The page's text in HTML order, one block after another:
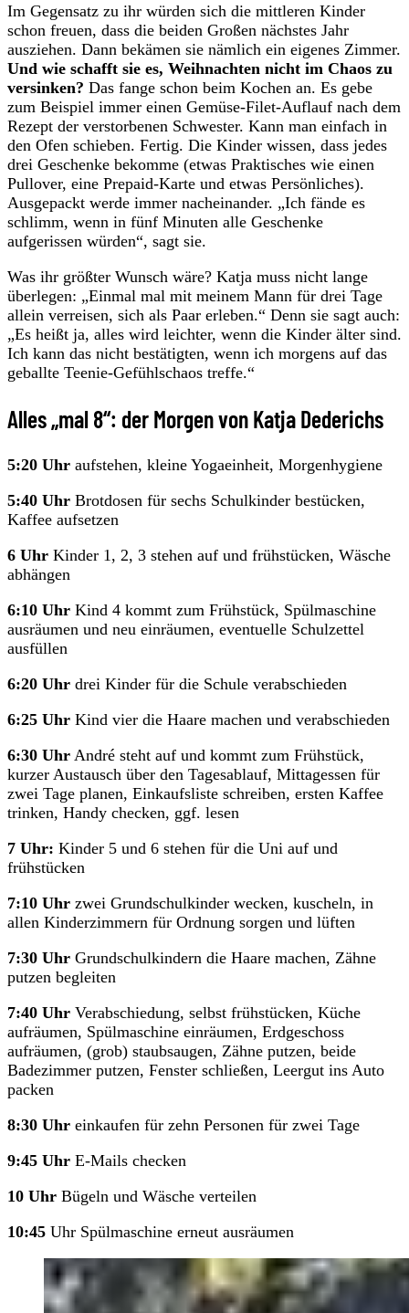
Im Gegensatz zu ihr würden sich die mittleren Kinder
schon freuen, dass die beiden Großen nächstes Jahr
ausziehen. Dann bekämen sie nämlich ein eigenes Zimmer.
Und wie schafft sie es, Weihnachten nicht im Chaos zu
versinken? Das fange schon beim Kochen an. Es gebe
zum Beispiel immer einen Gemüse-Filet-Auflauf nach dem
Rezept der verstorbenen Schwester. Kann man einfach in
den Ofen schieben. Fertig. Die Kinder wissen, dass jedes
drei Geschenke bekomme (etwas Praktisches wie einen
Pullover, eine Prepaid-Karte und etwas Persönliches).
Ausgepackt werde immer nacheinander. „Ich fände es
schlimm, wenn in fünf Minuten alle Geschenke
aufgerissen würden“, sagt sie.
Was ihr größter Wunsch wäre? Katja muss nicht lange
überlegen: „Einmal mal mit meinem Mann für drei Tage
allein verreisen, sich als Paar erleben.“ Denn sie sagt auch:
„Es heißt ja, alles wird leichter, wenn die Kinder älter sind.
Ich kann das nicht bestätigten, wenn ich morgens auf das
geballte Teenie-Gefühlschaos treffe.“
Alles „mal 8“: der Morgen von Katja Dederichs
5:20 Uhr aufstehen, kleine Yogaeinheit, Morgenhygiene
5:40 Uhr Brotdosen für sechs Schulkinder bestücken,
Kaffee aufsetzen
6 Uhr Kinder 1, 2, 3 stehen auf und frühstücken, Wäsche
abhängen
6:10 Uhr Kind 4 kommt zum Frühstück, Spülmaschine
ausräumen und neu einräumen, eventuelle Schulzettel
ausfüllen
6:20 Uhr drei Kinder für die Schule verabschieden
6:25 Uhr Kind vier die Haare machen und verabschieden
6:30 Uhr André steht auf und kommt zum Frühstück,
kurzer Austausch über den Tagesablauf, Mittagessen für
zwei Tage planen, Einkaufsliste schreiben, ersten Kaffee
trinken, Handy checken, ggf. lesen
7 Uhr: Kinder 5 und 6 stehen für die Uni auf und
frühstücken
7:10 Uhr zwei Grundschulkinder wecken, kuscheln, in
allen Kinderzimmern für Ordnung sorgen und lüften
7:30 Uhr Grundschulkindern die Haare machen, Zähne
putzen begleiten
7:40 Uhr Verabschiedung, selbst frühstücken, Küche
aufräumen, Spülmaschine einräumen, Erdgeschoss
aufräumen, (grob) staubsaugen, Zähne putzen, beide
Badezimmer putzen, Fenster schließen, Leergut ins Auto
packen
8:30 Uhr einkaufen für zehn Personen für zwei Tage
9:45 Uhr E-Mails checken
10 Uhr Bügeln und Wäsche verteilen
10:45 Uhr Spülmaschine erneut ausräumen